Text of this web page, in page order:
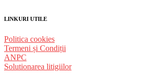
LINKURI UTILE
Politica cookies
Termeni și Condiții
ANPC
Solutionarea litigiilor